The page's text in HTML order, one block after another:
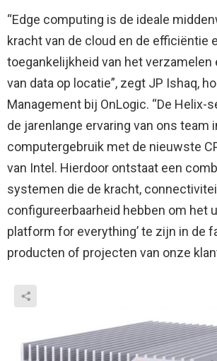
“Edge computing is de ideale
kracht van de cloud en de efficiëntie
toegankelijkheid van het verzamelen
van data op locatie”, zegt JP Ishaq,
Management bij OnLogic. “De Helix-
de jarenlange ervaring van ons team
computergebruik met de nieuwste
van Intel. Hierdoor ontstaat een
systemen die de kracht,
configureerbaarheid hebben om het
platform for everything’ te zijn in de
producten of projecten van onze